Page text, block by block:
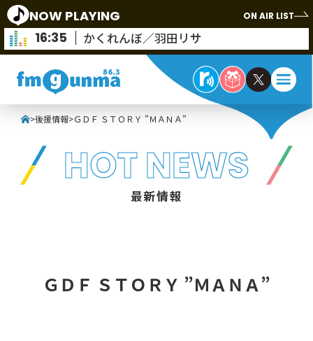
NOW PLAYING ON AIR LIST
16:35 かくれんぼ／羽田リサ
>後援情報>ＧＤＦ ＳＴＯＲＹ ”ＭＡＮＡ”
HOT NEWS
最新情報
ＧＤＦ ＳＴＯＲＹ ”ＭＡＮＡ”